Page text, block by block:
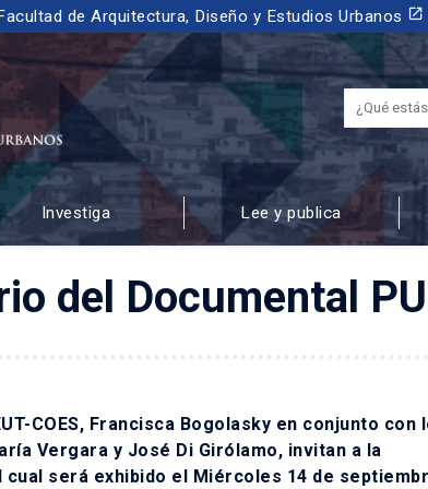
de Arquitectura, Diseño y Estudios Urbanos launch
Investiga Lee y publica
del Documental
COES, Francisca Bogolasky en conjunto con
Vergara y José Di Girólamo, invitan a la
cual será exhibido el Miércoles 14 de